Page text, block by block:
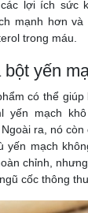
lợi ích sức
mạnh hơn
trong máu.
yến
có thể
yến mạch
ra, nó
yến mạch
chỉnh,
cốc thông